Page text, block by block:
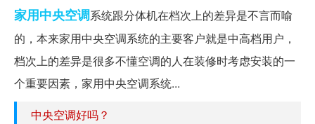
家用中央空调系统跟分体机在档次上的差异是不言而喻
的，本来家用中央空调系统的主要客户就是中高档用户，
档次上的差异是很多不懂空调的人在装修时考虑安装的一
个重要因素，家用中央空调系统...
中央空调好吗？